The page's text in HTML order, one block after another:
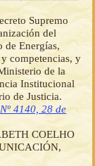
Supremo
del
de Energías,
competencias, y
de la
Institucional
de Justicia.
4140, 28 de
COELHO